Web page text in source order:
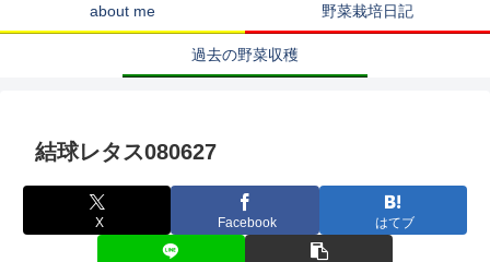
about me 野菜栽培日記
過去の野菜収穫
結球レタス080627
X Facebook はてブ